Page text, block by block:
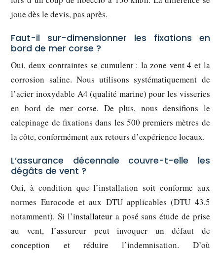
joue dès le devis, pas après.
Faut-il sur-dimensionner les fixations en
bord de mer corse ?
Oui, deux contraintes se cumulent : la zone vent 4 et la
corrosion saline. Nous utilisons systématiquement de
l’acier inoxydable A4 (qualité marine) pour les visseries
en bord de mer corse. De plus, nous densifions le
calepinage de fixations dans les 500 premiers mètres de
la côte, conformément aux retours d’expérience locaux.
L’assurance décennale couvre-t-elle les
dégâts de vent ?
Oui, à condition que l’installation soit conforme aux
normes Eurocode et aux DTU applicables (DTU 43.5
notamment). Si l’installateura posé sans étude de prise
au vent, l’assureur peut invoquer un défaut de
conception et réduire l’indemnisation. D’où